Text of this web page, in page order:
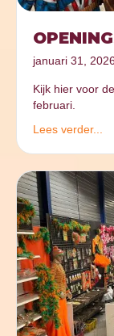
januari 31,
Kijk hier voor
februari.
Lees verder...